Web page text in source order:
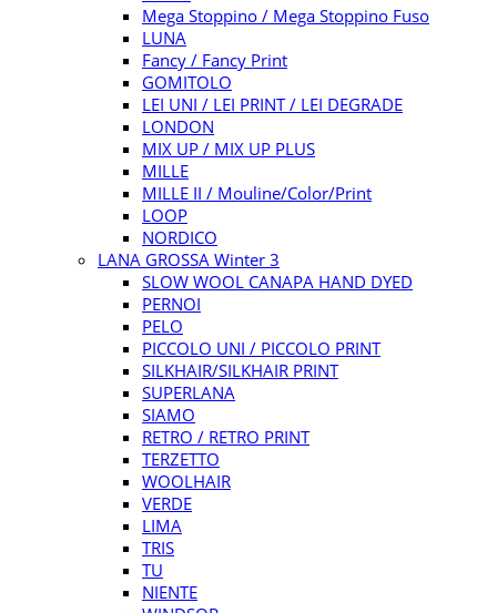
Mega Stoppino / Mega Stoppino Fuso
LUNA
Fancy / Fancy Print
GOMITOLO
LEI UNI / LEI PRINT / LEI DEGRADE
LONDON
MIX UP / MIX UP PLUS
MILLE
MILLE II / Mouline/Color/Print
LOOP
NORDICO
LANA GROSSA Winter 3
SLOW WOOL CANAPA HAND DYED
PERNOI
PELO
PICCOLO UNI / PICCOLO PRINT
SILKHAIR/SILKHAIR PRINT
SUPERLANA
SIAMO
RETRO / RETRO PRINT
TERZETTO
WOOLHAIR
VERDE
LIMA
TRIS
TU
NIENTE